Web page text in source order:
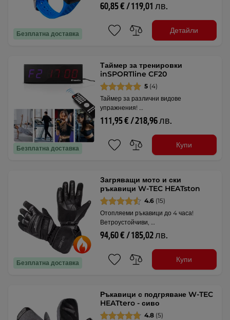
Безплатна доставка
60,85 € / 119,01 лв.
Детайли
Безплатна доставка
Таймер за тренировки
inSPORTline CF20
5 (4)
Таймер за различни видове
упражнения! …
111,95 € / 218,96 лв.
Купи
Безплатна доставка
Загряващи мото и ски
ръкавици W-TEC HEATston
4.6 (15)
Отопляеми ръкавици до 4 часа!
Ветроустойчиви, …
94,60 € / 185,02 лв.
Купи
Ръкавици с подгряване W-TEC
HEATtero - сиво
4.8 (5)